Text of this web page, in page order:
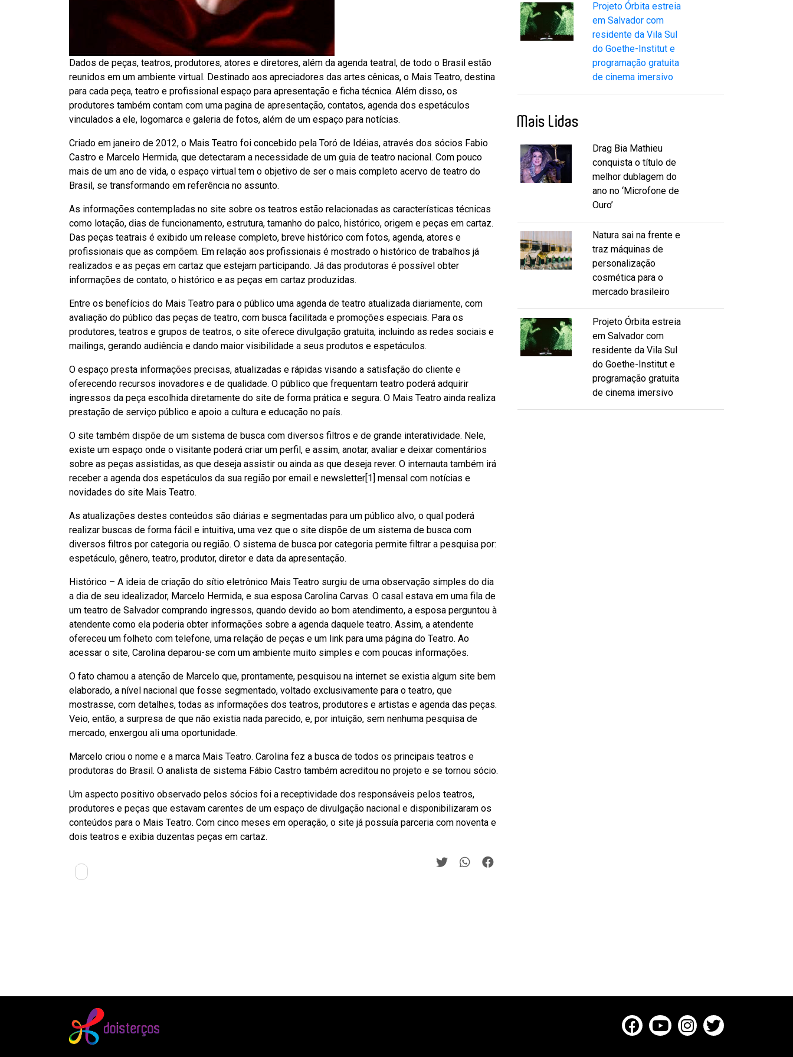
Dados de peças, teatros, produtores, atores e diretores, além da agenda teatral, de todo o Brasil estão
reunidos em um ambiente virtual. Destinado aos apreciadores das artes cênicas, o Mais Teatro, destina
para cada peça, teatro e profissional espaço para apresentação e ficha técnica. Além disso, os
produtores também contam com uma pagina de apresentação, contatos, agenda dos espetáculos
vinculados a ele, logomarca e galeria de fotos, além de um espaço para notícias.
Criado em janeiro de 2012, o Mais Teatro foi concebido pela Toró de Idéias, através dos sócios Fabio
Castro e Marcelo Hermida, que detectaram a necessidade de um guia de teatro nacional. Com pouco
mais de um ano de vida, o espaço virtual tem o objetivo de ser o mais completo acervo de teatro do
Brasil, se transformando em referência no assunto.
As informações contempladas no site sobre os teatros estão relacionadas as características técnicas
como lotação, dias de funcionamento, estrutura, tamanho do palco, histórico, origem e peças em cartaz.
Das peças teatrais é exibido um release completo, breve histórico com fotos, agenda, atores e
profissionais que as compõem. Em relação aos profissionais é mostrado o histórico de trabalhos já
realizados e as peças em cartaz que estejam participando. Já das produtoras é possível obter
informações de contato, o histórico e as peças em cartaz produzidas.
Entre os benefícios do Mais Teatro para o público uma agenda de teatro atualizada diariamente, com
avaliação do público das peças de teatro, com busca facilitada e promoções especiais. Para os
produtores, teatros e grupos de teatros, o site oferece divulgação gratuita, incluindo as redes sociais e
mailings, gerando audiência e dando maior visibilidade a seus produtos e espetáculos.
O espaço presta informações precisas, atualizadas e rápidas visando a satisfação do cliente e
oferecendo recursos inovadores e de qualidade. O público que frequentam teatro poderá adquirir
ingressos da peça escolhida diretamente do site de forma prática e segura. O Mais Teatro ainda realiza
prestação de serviço público e apoio a cultura e educação no país.
O site também dispõe de um sistema de busca com diversos filtros e de grande interatividade. Nele,
existe um espaço onde o visitante poderá criar um perfil, e assim, anotar, avaliar e deixar comentários
sobre as peças assistidas, as que deseja assistir ou ainda as que deseja rever. O internauta também irá
receber a agenda dos espetáculos da sua região por email e newsletter[1] mensal com notícias e
novidades do site Mais Teatro.
As atualizações destes conteúdos são diárias e segmentadas para um público alvo, o qual poderá
realizar buscas de forma fácil e intuitiva, uma vez que o site dispõe de um sistema de busca com
diversos filtros por categoria ou região. O sistema de busca por categoria permite filtrar a pesquisa por:
espetáculo, gênero, teatro, produtor, diretor e data da apresentação.
Histórico – A ideia de criação do sítio eletrônico Mais Teatro surgiu de uma observação simples do dia
a dia de seu idealizador, Marcelo Hermida, e sua esposa Carolina Carvas. O casal estava em uma fila de
um teatro de Salvador comprando ingressos, quando devido ao bom atendimento, a esposa perguntou à
atendente como ela poderia obter informações sobre a agenda daquele teatro. Assim, a atendente
ofereceu um folheto com telefone, uma relação de peças e um link para uma página do Teatro. Ao
acessar o site, Carolina deparou-se com um ambiente muito simples e com poucas informações.
O fato chamou a atenção de Marcelo que, prontamente, pesquisou na internet se existia algum site bem
elaborado, a nível nacional que fosse segmentado, voltado exclusivamente para o teatro, que
mostrasse, com detalhes, todas as informações dos teatros, produtores e artistas e agenda das peças.
Veio, então, a surpresa de que não existia nada parecido, e, por intuição, sem nenhuma pesquisa de
mercado, enxergou ali uma oportunidade.
Marcelo criou o nome e a marca Mais Teatro. Carolina fez a busca de todos os principais teatros e
produtoras do Brasil. O analista de sistema Fábio Castro também acreditou no projeto e se tornou sócio.
Um aspecto positivo observado pelos sócios foi a receptividade dos responsáveis pelos teatros,
produtores e peças que estavam carentes de um espaço de divulgação nacional e disponibilizaram os
conteúdos para o Mais Teatro. Com cinco meses em operação, o site já possuía parceria com noventa e
dois teatros e exibia duzentas peças em cartaz.
Projeto Órbita estreia
em Salvador com
residente da Vila Sul
do Goethe-Institut e
programação gratuita
de cinema imersivo
Mais Lidas
Drag Bia Mathieu
conquista o título de
melhor dublagem do
ano no ‘Microfone de
Ouro’
Natura sai na frente e
traz máquinas de
personalização
cosmética para o
mercado brasileiro
Projeto Órbita estreia
em Salvador com
residente da Vila Sul
do Goethe-Institut e
programação gratuita
de cinema imersivo